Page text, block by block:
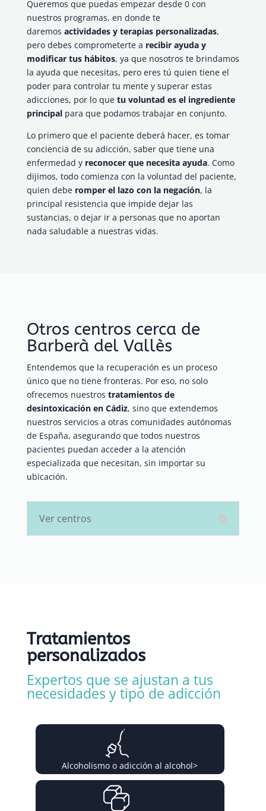
Queremos que puedas empezar desde 0 con
nuestros programas, en donde te
daremos actividades y terapias personalizadas,
pero debes comprometerte a recibir ayuda y
modificar tus hábitos, ya que nosotros te brindamos
la ayuda que necesitas, pero eres tú quien tiene el
poder para controlar tu mente y superar estas
adicciones, por lo que tu voluntad es el ingrediente
principalpara que podamos trabajar en conjunto.
Lo primero que el paciente deberá hacer, es tomar
conciencia de su adicción, saber que tiene una
enfermedad y reconocer que necesita ayuda. Como
dijimos, todo comienza con la voluntad del paciente,
quien debe romper el lazo con la negación, la
principal resistencia que impide dejar las
sustancias, o dejar ir a personas que no aportan
nada saludable a nuestras vidas.
Otros centros cerca de
Barberà del Vallès
Entendemos que la recuperación es un proceso
único que no tiene fronteras. Por eso, no solo
ofrecemos nuestros tratamientos de
desintoxicación en Cádiz, sino que extendemos
nuestros servicios a otras comunidades autónomas
de España, asegurando que todos nuestros
pacientes puedan acceder a la atención
especializada que necesitan, sin importar su
ubicación.
Ver centros
Tratamientos
personalizados
Expertos que se ajustan a tus
necesidades y tipo de adicción
Alcoholismo o adicción al alcohol>